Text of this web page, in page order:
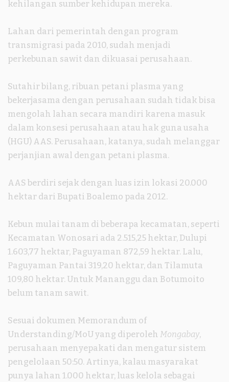
kehilangan sumber kehidupan mereka.
Lahan dari pemerintah dengan program
transmigrasi pada 2010, sudah menjadi
perkebunan sawit dan dikuasai perusahaan.
Sutahir bilang, ribuan petani plasma yang
bekerjasama dengan perusahaan sudah tidak bisa
mengolah lahan secara mandiri karena masuk
dalam konsesi perusahaan atau hak guna usaha
(HGU) AAS. Perusahaan, katanya, sudah melanggar
perjanjian awal dengan petani plasma.
AAS berdiri sejak dengan luas izin lokasi 20.000
hektar dari Bupati Boalemo pada 2012.
Kebun mulai tanam di beberapa kecamatan, seperti
Kecamatan Wonosari ada 2.515,25 hektar, Dulupi
1.603,77 hektar, Paguyaman 872,59 hektar. Lalu,
Paguyaman Pantai 319,20 hektar, dan Tilamuta
109,80 hektar. Untuk Mananggu dan Botumoito
belum tanam sawit.
Sesuai dokumen Memorandum of
Understanding/MoU yang diperoleh Mongabay,
perusahaan menyepakati dan mengatur sistem
pengelolaan 50:50. Artinya, kalau masyarakat
punya lahan 1.000 hektar, luas kelola sebagai